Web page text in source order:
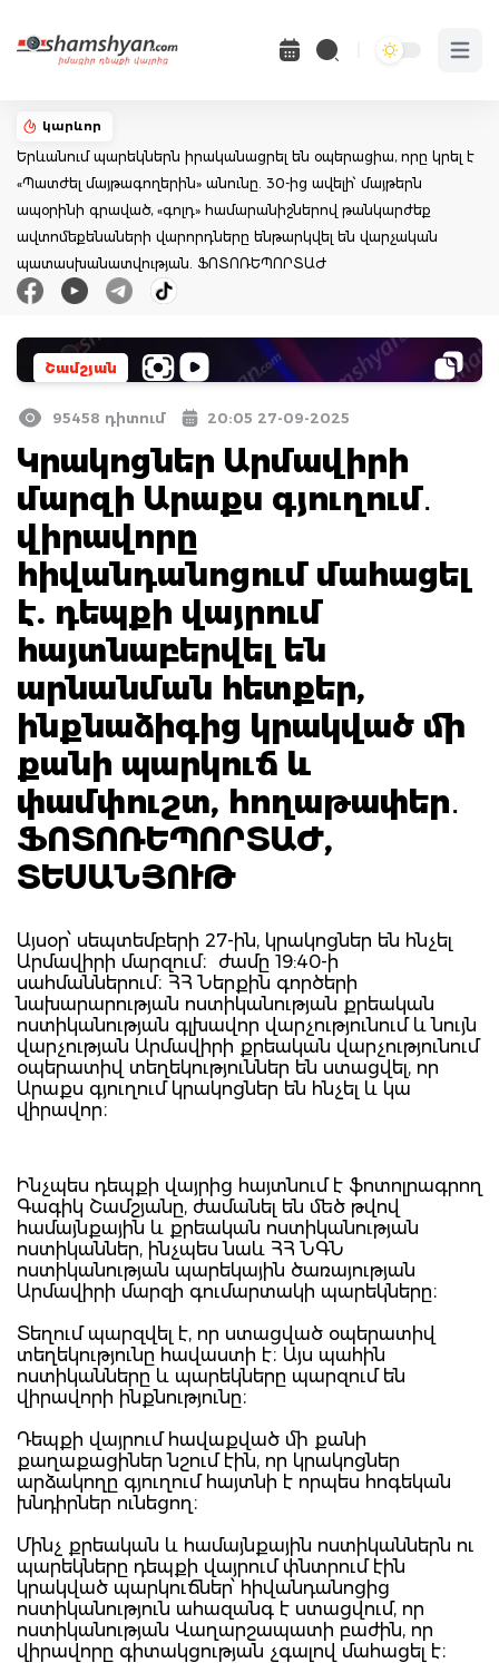
Open
կարևոր
Երևանում պարեկներն իրականացրել են օպերացիա, որը կրել է
«Պատժել մայթագողերին» անունը. 30-ից ավելի՝ մայթերն
ապօրինի գրաված, «գոլդ» համարանիշներով թանկարժեք
ավտոմեքենաների վարորդները ենթարկվել են վարչական
պատասխանատվության. ՖՈՏՈՌԵՊՈՐՏԱԺ
Շամշյան
95458 դիտում 20:05 27-09-2025
Կրակոցներ Արմավիրի
մարզի Արաքս գյուղում․
վիրավորը
հիվանդանոցում մահացել
է. դեպքի վայրում
հայտնաբերվել են
արնանման հետքեր,
ինքնաձիգից կրակված մի
քանի պարկուճ և
փամփուշտ, հողաթափեր․
ՖՈՏՈՌԵՊՈՐՏԱԺ,
ՏԵՍԱՆՅՈՒԹ
Այսօր՝ սեպտեմբերի 27-ին, կրակոցներ են հնչել
Արմավիրի մարզում։ ժամը 19:40-ի
սահմաններում։ ՀՀ Ներքին գործերի
նախարարության ոստիկանության քրեական
ոստիկանության գլխավոր վարչությունում և նույն
վարչության Արմավիրի քրեական վարչությունում
օպերատիվ տեղեկություններ են ստացվել, որ
Արաքս գյուղում կրակոցներ են հնչել և կա
վիրավոր։
Ինչպես դեպքի վայրից հայտնում է ֆոտոլրագրող
Գագիկ Շամշյանը, ժամանել են մեծ թվով
համայնքային և քրեական ոստիկանության
ոստիկաններ, ինչպես նաև ՀՀ ՆԳՆ
ոստիկանության պարեկային ծառայության
Արմավիրի մարզի գումարտակի պարեկները։
Տեղում պարզվել է, որ ստացված օպերատիվ
տեղեկությունը հավաստի է։ Այս պահին
ոստիկանները և պարեկները պարզում են
վիրավորի ինքնությունը։
Դեպքի վայրում հավաքված մի քանի
քաղաքացիներ նշում էին, որ կրակոցներ
արձակողը գյուղում հայտնի է որպես հոգեկան
խնդիրներ ունեցող։
Մինչ քրեական և համայնքային ոստիկաններն ու
պարեկները դեպքի վայրում փնտրում էին
կրակված պարկուճներ՝ հիվանդանոցից
ոստիկանություն ահազանգ է ստացվում, որ
ոստիկանության Վաղարշապատի բաժին, որ
վիրավորը գիտակցության չգալով մահացել է։